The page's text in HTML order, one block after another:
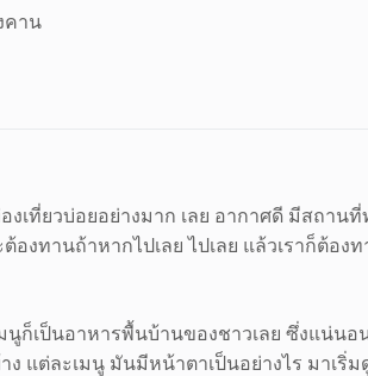
คาน
ที่ยวบ่อยอย่างมาก เลย อากาศดี มีสถาน
งทานถ้าหากไปเลย ไปเลย แล้วเราก็ต้อ
ก็เป็นอาหารพื้นบ้านของชาวเลย ซึ่งแน่น
แต่ละเมนู มันมีหน้าตาเป็นอย่างไร มาเริ่